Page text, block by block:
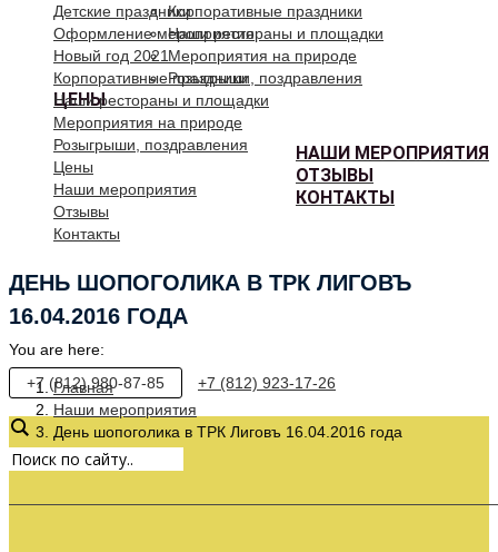
Корпоративные праздники
Наши рестораны и площадки
Мероприятия на природе
Розыгрыши, поздравления
ЦЕНЫ
НАШИ МЕРОПРИЯТИЯ
ОТЗЫВЫ
КОНТАКТЫ
Детские праздники
Оформление мероприятия
Новый год 2021
Корпоративные праздники
Наши рестораны и площадки
Мероприятия на природе
Розыгрыши, поздравления
Цены
Наши мероприятия
Отзывы
Контакты
ДЕНЬ ШОПОГОЛИКА В ТРК ЛИГОВЪ
16.04.2016 ГОДА
You are here:
Главная
Наши мероприятия
День шопоголика в ТРК Лиговъ 16.04.2016 года
+7 (812) 980-87-85 +7 (812) 923-17-26